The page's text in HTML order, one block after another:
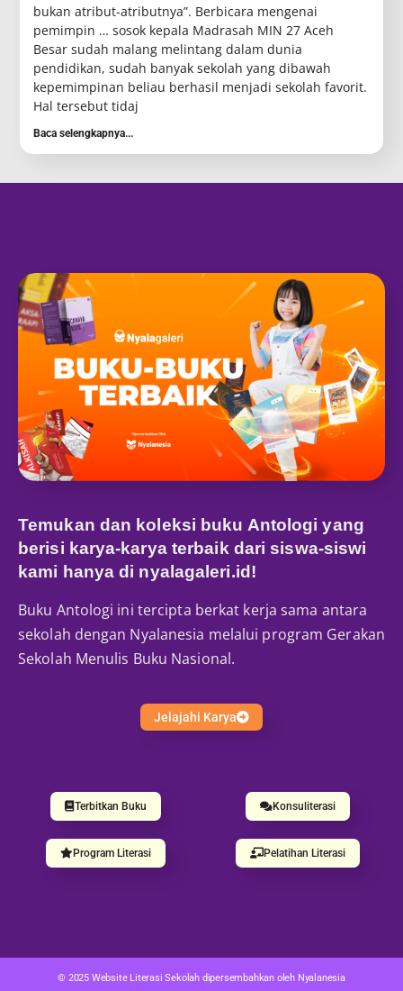
bukan atribut-atributnya”. Berbicara mengenai
pemimpin … sosok kepala Madrasah MIN 27 Aceh
Besar sudah malang melintang dalam dunia
pendidikan, sudah banyak sekolah yang dibawah
kepemimpinan beliau berhasil menjadi sekolah favorit.
Hal tersebut tidaj
Baca selengkapnya...
Temukan dan koleksi buku Antologi yang
berisi karya-karya terbaik dari siswa-siswi
kami hanya di nyalagaleri.id !
Buku Antologi ini tercipta berkat kerja sama antara
sekolah dengan Nyalanesia melalui program Gerakan
Sekolah Menulis Buku Nasional.
Jelajahi Karya
Terbitkan Buku Konsuliterasi
Program Literasi Pelatihan Literasi
© 2025 Website Literasi Sekolah dipersembahkan oleh Nyalanesia